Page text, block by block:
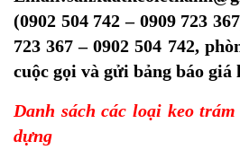
(0902 504 742 – 0909 723
723 367 – 0902 504 742,
cuộc gọi và gửi bảng báo
Danh sách các loại keo
dựng